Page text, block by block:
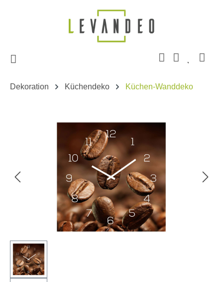
Zum Hauptinhalt springen
Dekoration Küchendeko Küchen-Wanddeko